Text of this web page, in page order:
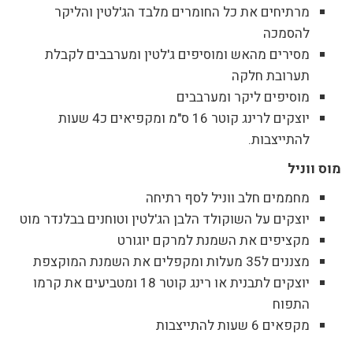
מרתיחים את כל החומרים מלבד הג'לטין והליקר
להסמכה
מסירים מהאש ומוסיפים ג'לטין ומערבבים לקבלת
תערובת חלקה
מוסיפים ליקר ומערבבים
יוצקים לרינג קוטר 16 ס"מ ומקפיאים כ4 שעות
להתייצבות.
מוס ווניל
מחממים חלב ווניל לסף רתיחה
יוצקים על השוקולד הלבן הג'לטין וטוחנים בבלנדר מוט
מקציפים את השמנת למרקם יוגורט
מצננים ל35 מעלות ומקפלים את השמנת המוקצפת
יוצקים לתבנית או רינג קוטר 18 ומטביעים את קרמו
התפוח
מקפאים 6 שעות להתייצבות